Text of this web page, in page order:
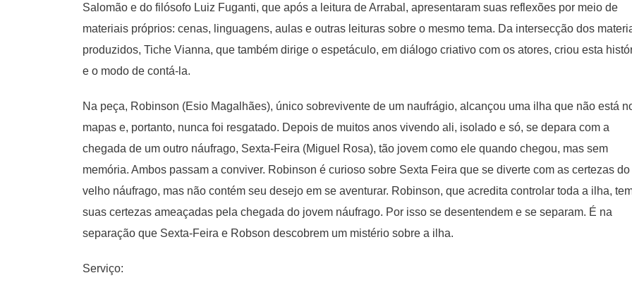
Salomão e do filósofo Luiz Fuganti, que após a leitura de Arrabal, apresentaram suas reflexões por meio de
materiais próprios: cenas, linguagens, aulas e outras leituras sobre o mesmo tema. Da intersecção dos
produzidos, Tiche Vianna, que também dirige o espetáculo, em diálogo criativo com os atores, criou esta
e o modo de contá-la.
Na peça, Robinson (Esio Magalhães), único sobrevivente de um naufrágio, alcançou uma ilha que não está
mapas e, portanto, nunca foi resgatado. Depois de muitos anos vivendo ali, isolado e só, se depara com a
chegada de um outro náufrago, Sexta-Feira (Miguel Rosa), tão jovem como ele quando chegou, mas sem
memória. Ambos passam a conviver. Robinson é curioso sobre Sexta Feira que se diverte com as certezas do
velho náufrago, mas não contém seu desejo em se aventurar. Robinson, que acredita controlar toda a ilha,
suas certezas ameaçadas pela chegada do jovem náufrago. Por isso se desentendem e se separam. É na
separação que Sexta-Feira e Robson descobrem um mistério sobre a ilha.
Serviço: